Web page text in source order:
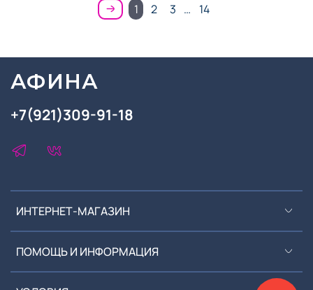
1 2 3 … 14
ИНТЕРНЕТ-МАГАЗИН
ПОМОЩЬ И ИНФОРМАЦИЯ
+7(921)309-91-18
АФИНА